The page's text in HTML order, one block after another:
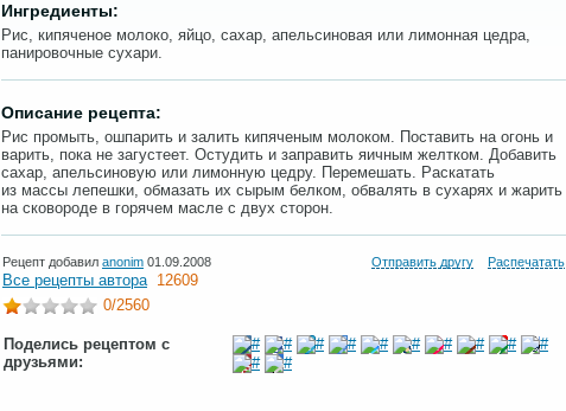
Ингредиенты:
Рис, кипяченое молоко, яйцо, сахар, апельсиновая или лимонная цедра,
панировочные сухари.
Описание рецепта:
Рис промыть, ошпарить и залить кипяченым молоком. Поставить на огонь и
варить, пока не загустеет. Остудить и заправить яичным желтком. Добавить
сахар, апельсиновую или лимонную цедру. Перемешать. Раскатать
из массы лепешки, обмазать их сырым белком, обвалять в сухарях и жарить
на сковороде в горячем масле с двух сторон.
Рецепт добавил anonim 01.09.2008 Отправить другу Распечатать
Все рецепты автора 12609
0/2560
Поделись рецептом с
друзьями: